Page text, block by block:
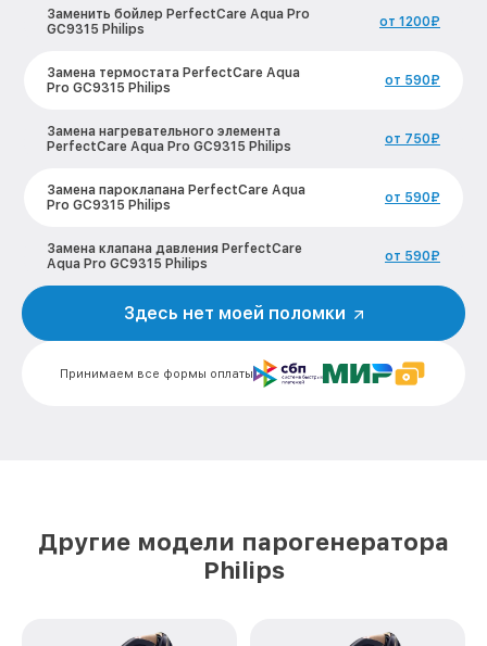
Заменить бойлер PerfectCare Aqua Pro
GC9315 Philips
от 1200₽
Замена термостата PerfectCare Aqua
Pro GC9315 Philips
от 590₽
Замена нагревательного элемента
PerfectCare Aqua Pro GC9315 Philips
от 750₽
Замена пароклапана PerfectCare Aqua
Pro GC9315 Philips
от 590₽
Замена клапана давления PerfectCare
Aqua Pro GC9315 Philips
от 590₽
Чистка системы генерации пара
PerfectCare Aqua Pro GC9315 Philips
Профилактическая чистка PerfectCare
Aqua Pro GC9315 Philips
от 550₽
Замена шнура питания PerfectCare Aqua
PerfectCare Aqua Pro GC9315 Philips
Принимаем все формы оплаты
Здесь нет моей поломки
Другие модели парогенератора
Philips